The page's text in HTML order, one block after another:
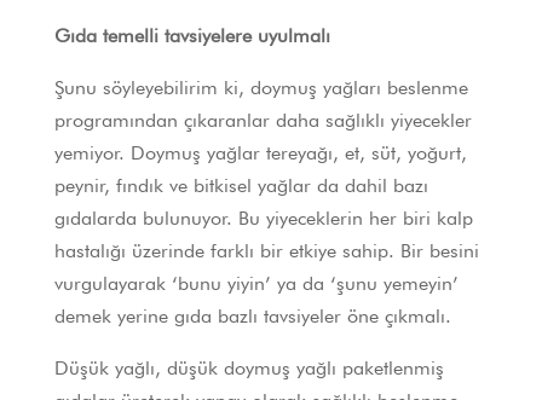
Gıda temelli tavsiyelere uyulmalı
Şunu söyleyebilirim ki, doymuş yağları beslenme
programından çıkaranlar daha sağlıklı yiyecekler
yemiyor. Doymuş yağlar tereyağı, et, süt, yoğurt,
peynir, fındık ve bitkisel yağlar da dahil bazı
gıdalarda bulunuyor. Bu yiyeceklerin her biri kalp
hastalığı üzerinde farklı bir etkiye sahip. Bir besini
vurgulayarak ‘bunu yiyin’ ya da ‘şunu yemeyin’
demek yerine gıda bazlı tavsiyeler öne çıkmalı.
Düşük yağlı, düşük doymuş yağlı paketlenmiş